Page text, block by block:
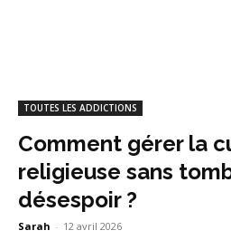
TOUTES LES ADDICTIONS
Comment gérer la
religieuse sans
désespoir ?
Sarah - 12 avril 2026